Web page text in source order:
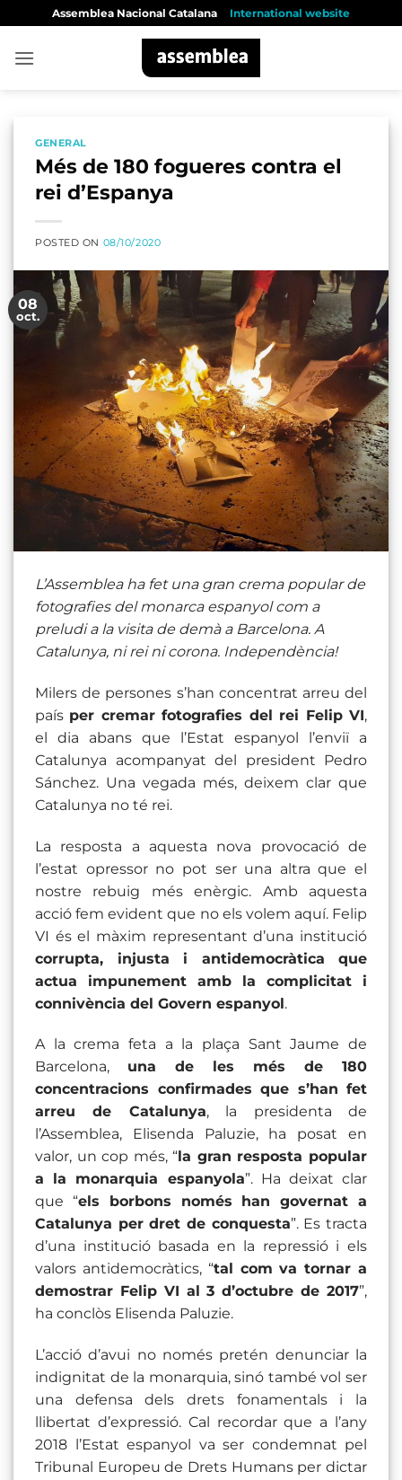
content
Assemblea Nacional Catalana International website
GENERAL
Més de 180 fogueres contra el
rei d’Espanya
POSTED ON 08/10/2020
08
oct.
L’Assemblea ha fet una gran crema popular de
fotografies del monarca espanyol com a
preludi a la visita de demà a Barcelona. A
Catalunya, ni rei ni corona. Independència!
Milers de persones s’han concentrat arreu del
país per cremar fotografies del rei Felip VI,
el dia abans que l’Estat espanyol l’enviï a
Catalunya acompanyat del president Pedro
Sánchez. Una vegada més, deixem clar que
Catalunya no té rei.
La resposta a aquesta nova provocació de
l’estat opressor no pot ser una altra que el
nostre rebuig més enèrgic. Amb aquesta
acció fem evident que no els volem aquí. Felip
VI és el màxim representant d’una institució
corrupta, injusta i antidemocràtica que
actua impunement amb la complicitat i
connivència del Govern espanyol.
A la crema feta a la plaça Sant Jaume de
Barcelona, una de les més de 180
concentracions confirmades que s’han fet
arreu de Catalunya, la presidenta de
l’Assemblea, Elisenda Paluzie, ha posat en
valor, un cop més, “la gran resposta popular
a la monarquia espanyola”. Ha deixat clar
que “els borbons només han governat a
Catalunya per dret de conquesta”. Es tracta
d’una institució basada en la repressió i els
valors antidemocràtics, “tal com va tornar a
demostrar Felip VI al 3 d’octubre de 2017”,
ha conclòs Elisenda Paluzie.
L’acció d’avui no només pretén denunciar la
indignitat de la monarquia, sinó també vol ser
una defensa dels drets fonamentals i la
llibertat d’expressió. Cal recordar que a l’any
2018 l’Estat espanyol va ser condemnat pel
Tribunal Europeu de Drets Humans per dictar